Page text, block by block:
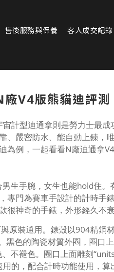
售後服務與保養 客人成交記錄
廠V4版熊貓迪評測
計型迪通拿則是勞力士最
、嚴密防水、能自動上鍊，
例，一起看看N廠迪通拿
生手腕，女生也能hold住
門為賽車手設計的計時手
神奇的手錶，外形經久不
原裝通用。錶殼以904精鋼
色的陶瓷材質外圈，圈口
不褪色。圈口上面雕刻
的，配合計時功能使用，算